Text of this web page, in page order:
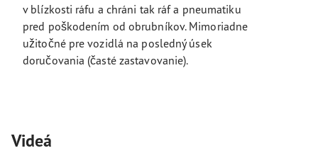
v blízkosti ráfu a chráni tak ráf a pneumatiku
pred poškodením od obrubníkov. Mimoriadne
užitočné pre vozidlá na posledný úsek
doručovania (časté zastavovanie).
Videá